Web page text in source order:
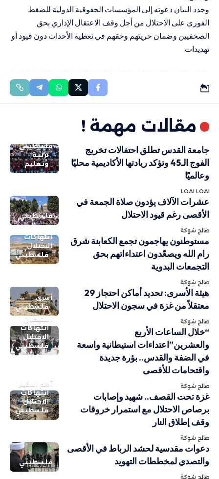
وجدد البيان دعوته إلى المؤسسات الحقوقية الدولية للضغط
الفوري على الاحتلال من أجل وقف الاعتقال الإداري بحق
الصحفيين وضمان حريتهم وحقهم في تغطية الأحداث دون قيود أو
تهديدات.
مقالات مهمة !
فلسطيني
تربية
وتعليم
جامعة القدس تطلق احتفالات تخريج
الفوج الـ45 وتؤكد ريادتها الأكاديمية محليًا
وعالميًا
LOAI LOAI
فلسطيني
عشرات الآلاف يؤدون صلاة الجمعة في
الأقصى رغم قيود الاحتلال
صالح شوكة
انتهاكات
الاحتلال
فلسطيني
مستوطنون يهاجمون تجمع الكعابنة شرق
رام الله ويصعّدون اعتداءاتهم بحق
التجمعات البدوية
صالح شوكة
أسرى
فلسطيني
هيئة الأسرى: تحديد أماكن احتجاز 29
معتقلاً من غزة في سجون الاحتلال
صالح شوكة
استيطان
انتهاكات
الاحتلال
فلسطيني
“خلال الساعات الأربع
والعشرين”اعتداءات استيطانية واسعة
في الضفة والقدس.. بؤرة جديدة
واقتحامات للأقصى
صالح شوكة
أهم الاخبار
انتهاكات
الاحتلال
فلسطيني
غزة تحت القصف.. شهيد وإصابات
برصاص الاحتلال مع استمرار خروقات
وقف إطلاق النار
صالح شوكة
فلسطيني
دعوات مقدسية لحشد الرباط في الأقصى
والتصدي لمخططات التهويد
صالح شوكة